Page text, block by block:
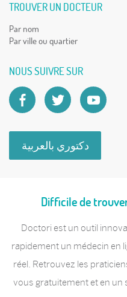
TROUVER UN DOCTEUR
Par nom
Par ville ou quartier
NOUS SUIVRE SUR
دكتوري بالعربية
Difficile de
Doctori est un outil
rapidement un médecin en
réel. Retrouvez les
vous gratuitement et en un